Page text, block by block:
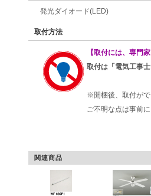
発光ダイオード(LED)
取付方法
【取付には、専門
取付は「電気工事
※開梱後、取付がで
ご不明な点は事前
関連商品